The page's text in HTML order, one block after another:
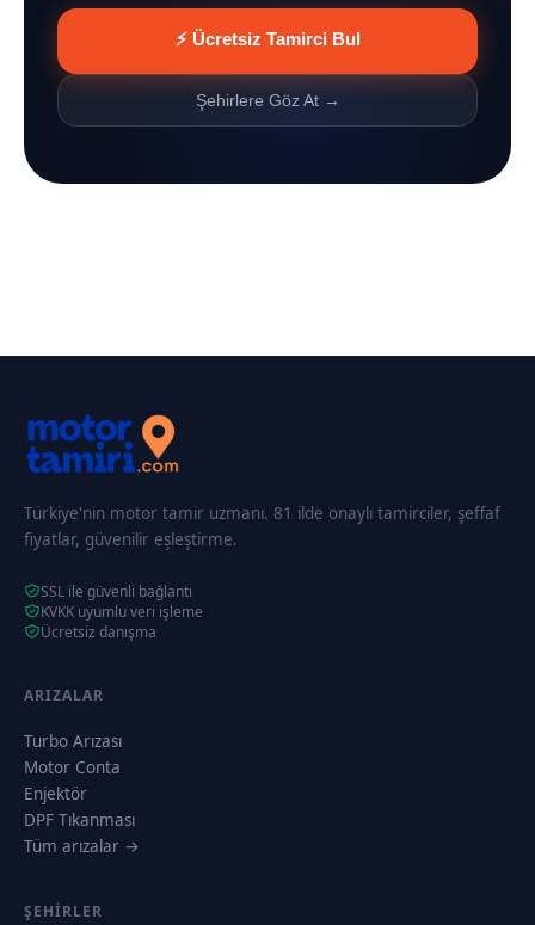
⚡ Ücretsiz Tamirci Bul
Şehirlere Göz At →
Türkiye'nin motor tamir uzmanı. 81 ilde onaylı tamirciler, şeffaf
fiyatlar, güvenilir eşleştirme.
SSL ile güvenli bağlantı
KVKK uyumlu veri işleme
Ücretsiz danışma
ARIZALAR
Turbo Arızası
Motor Conta
Enjektör
DPF Tıkanması
Tüm arızalar →
ŞEHIRLER